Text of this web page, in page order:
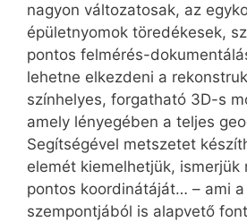
nagyon változatosak, az
épületnyomok töredékesek,
pontos felmérés-
lehetne elkezdeni a
színhelyes, forgatható 3D-s
amely lényegében a teljes
Segítségével metszetet
elemét kiemelhetjük, ismerjük
pontos koordinátáját… – ami
szempontjából is alapvető